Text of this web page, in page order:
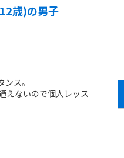
歳)の男子
ス。
えないので個人レッス